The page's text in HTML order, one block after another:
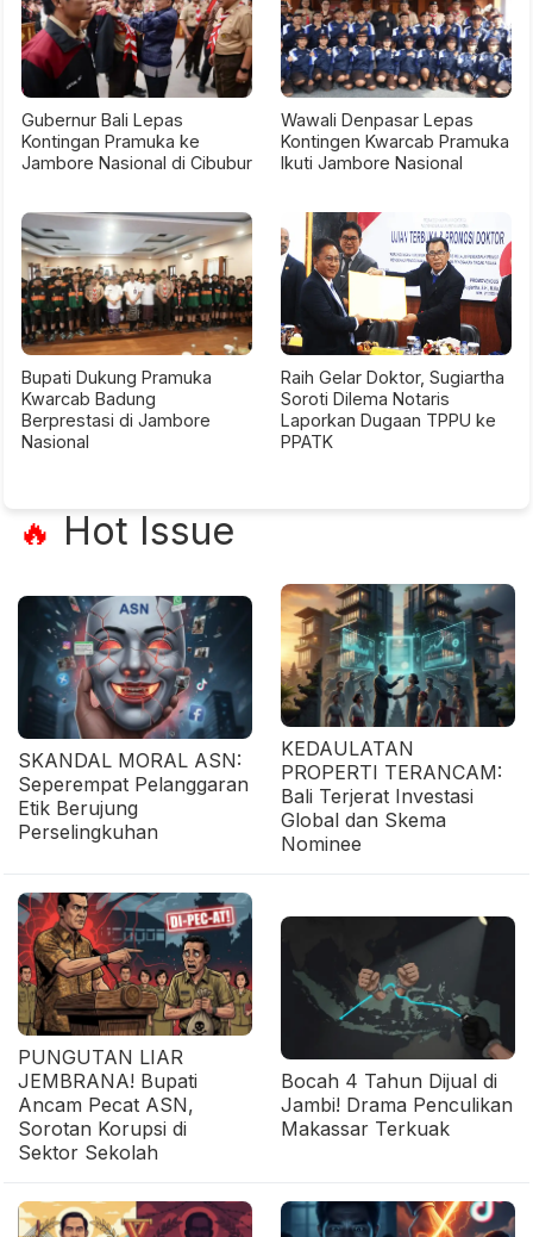
Gubernur Bali Lepas
Kontingan Pramuka ke
Jambore Nasional di Cibubur
Wawali Denpasar Lepas
Kontingen Kwarcab Pramuka
Ikuti Jambore Nasional
Bupati Dukung Pramuka
Kwarcab Badung
Berprestasi di Jambore
Nasional
Raih Gelar Doktor, Sugiartha
Soroti Dilema Notaris
Laporkan Dugaan TPPU ke
PPATK
🔥 Hot Issue
SKANDAL MORAL ASN:
Seperempat Pelanggaran
Etik Berujung
Perselingkuhan
KEDAULATAN
PROPERTI TERANCAM:
Bali Terjerat Investasi
Global dan Skema
Nominee
PUNGUTAN LIAR
JEMBRANA! Bupati
Ancam Pecat ASN,
Sorotan Korupsi di
Sektor Sekolah
Bocah 4 Tahun Dijual di
Jambi! Drama Penculikan
Makassar Terkuak